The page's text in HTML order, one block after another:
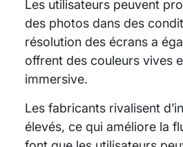
Les utilisateurs peuvent
des photos dans des
résolution des écrans a
offrent des couleurs vives
immersive.
Les fabricants rivalisent
élevés, ce qui améliore la